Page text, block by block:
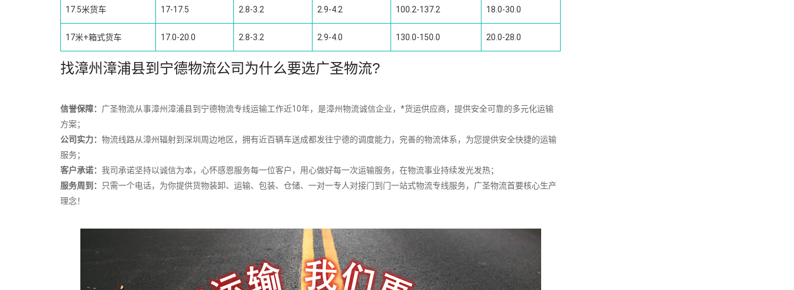
17.5米货车 17-17.5 2.8-3.2 2.9-4.2 100.2-137.2 18.0-30.0
17米+箱式货车 17.0-20.0 2.8-3.2 2.9-4.0 130.0-150.0 20.0-28.0
找漳州漳浦县到宁德物流公司为什么要选广圣物流?
信誉保障： 广圣物流从事漳州漳浦县到宁德物流专线运输工作近10年，是漳州物流诚信企业，*货运供应商，提供安全可靠的多元化运输
方案；
公司实力： 物流线路从漳州辐射到深圳周边地区，拥有近百辆车送成都发往宁德的调度能力，完善的物流体系，为您提供安全快捷的运输
服务；
客户承诺： 我司承诺坚持以诚信为本，心怀感恩服务每一位客户，用心做好每一次运输服务，在物流事业持续发光发热；
服务周到：
只需一个电话，为你提供货物装卸、运输、包装、仓储、一对一专人对接门到门一站式物流专线服务，广圣物流首要核心生产
理念！